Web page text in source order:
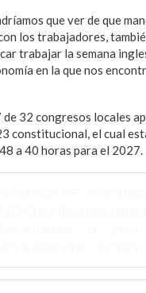
que ver de que
los trabajadores,
trabajar la semana
en la que nos
de 32 congresos locales
constitucional, el cual
a 40 horas para el 2027.